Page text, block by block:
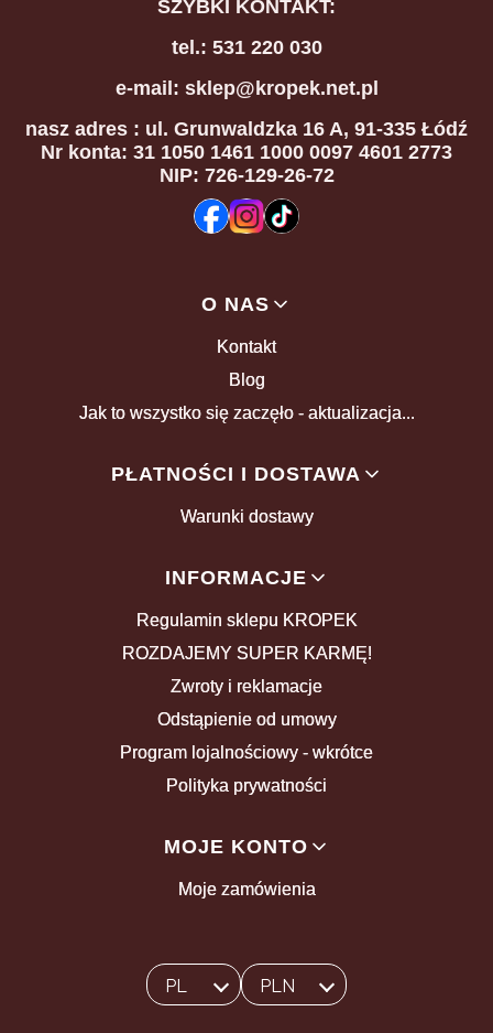
SZYBKI KONTAKT:
tel.: 531 220 030
e-mail: sklep@kropek.net.pl
nasz adres : ul. Grunwaldzka 16 A, 91-335 Łódź
Nr konta: 31 1050 1461 1000 0097 4601 2773
NIP: 726-129-26-72
O NAS
Kontakt
Blog
Jak to wszystko się zaczęło - aktualizacja...
PŁATNOŚCI I DOSTAWA
Warunki dostawy
INFORMACJE
Regulamin sklepu KROPEK
ROZDAJEMY SUPER KARMĘ!
Zwroty i reklamacje
Odstąpienie od umowy
Program lojalnościowy - wkrótce
Polityka prywatności
MOJE KONTO
Moje zamówienia
Wybrany język:
PL
polski Wybrana waluta:
PLN